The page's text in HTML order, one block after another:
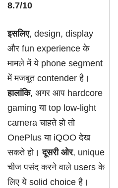
8.7/10
इसलिए, design, display
और fun experience के
मामले में ये phone segment
में मजबूत contender है।
हालांकि, अगर आप hardcore
gaming या top low-light
camera चाहते हो तो
OnePlus या iQOO देख
सकते हो।दूसरी ओर, unique
चीज पसंद करने वाले users के
लिए ये solid choice है।